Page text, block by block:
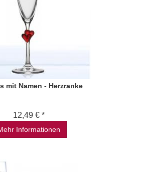
mit Namen - Herzranke
12,49 € *
Informationen